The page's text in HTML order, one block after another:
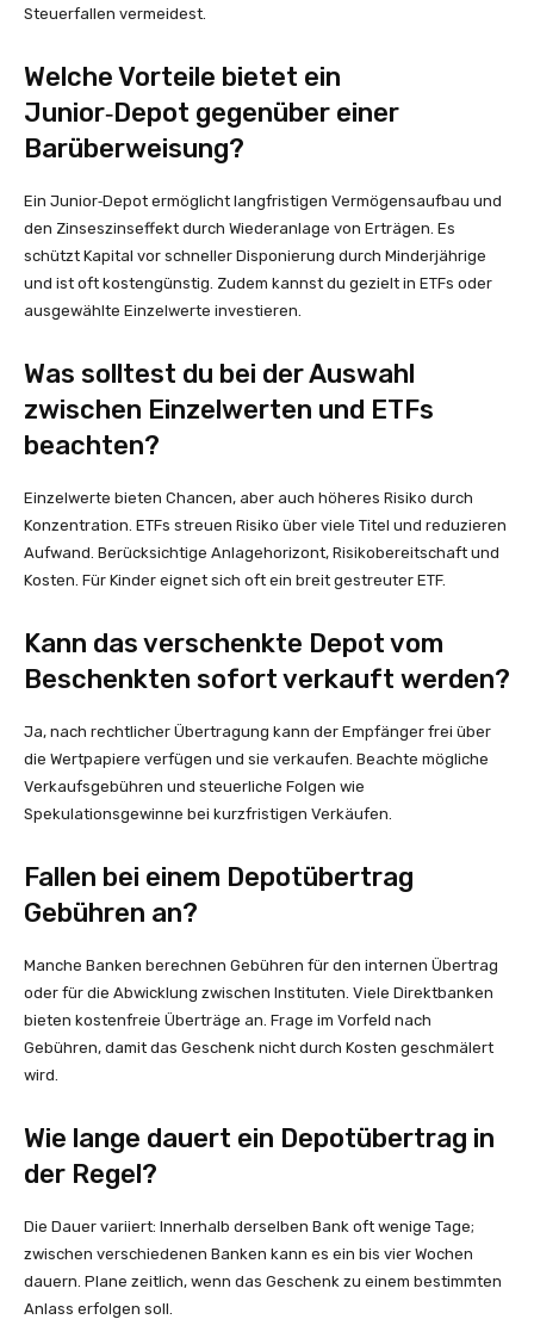
Steuerfallen vermeidest.
Welche Vorteile bietet ein
Junior‑Depot gegenüber einer
Barüberweisung?
Ein Junior‑Depot ermöglicht langfristigen Vermögensaufbau und
den Zinseszinseffekt durch Wiederanlage von Erträgen. Es
schützt Kapital vor schneller Disponierung durch Minderjährige
und ist oft kostengünstig. Zudem kannst du gezielt in ETFs oder
ausgewählte Einzelwerte investieren.
Was solltest du bei der Auswahl
zwischen Einzelwerten und ETFs
beachten?
Einzelwerte bieten Chancen, aber auch höheres Risiko durch
Konzentration. ETFs streuen Risiko über viele Titel und reduzieren
Aufwand. Berücksichtige Anlagehorizont, Risikobereitschaft und
Kosten. Für Kinder eignet sich oft ein breit gestreuter ETF.
Kann das verschenkte Depot vom
Beschenkten sofort verkauft werden?
Ja, nach rechtlicher Übertragung kann der Empfänger frei über
die Wertpapiere verfügen und sie verkaufen. Beachte mögliche
Verkaufsgebühren und steuerliche Folgen wie
Spekulationsgewinne bei kurzfristigen Verkäufen.
Fallen bei einem Depotübertrag
Gebühren an?
Manche Banken berechnen Gebühren für den internen Übertrag
oder für die Abwicklung zwischen Instituten. Viele Direktbanken
bieten kostenfreie Überträge an. Frage im Vorfeld nach
Gebühren, damit das Geschenk nicht durch Kosten geschmälert
wird.
Wie lange dauert ein Depotübertrag in
der Regel?
Die Dauer variiert: Innerhalb derselben Bank oft wenige Tage;
zwischen verschiedenen Banken kann es ein bis vier Wochen
dauern. Plane zeitlich, wenn das Geschenk zu einem bestimmten
Anlass erfolgen soll.